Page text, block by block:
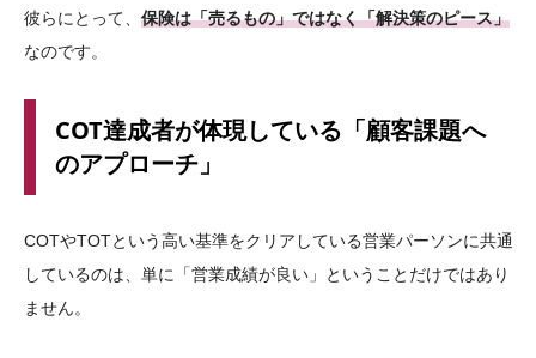
彼らにとって、 保険は「売るもの」ではなく「解決策のピース」
なのです。
COT達成者が体現している「顧客課題へ
のアプローチ」
COTやTOTという高い基準をクリアしている営業パーソンに共通
しているのは、単に「営業成績が良い」ということだけではあり
ません。